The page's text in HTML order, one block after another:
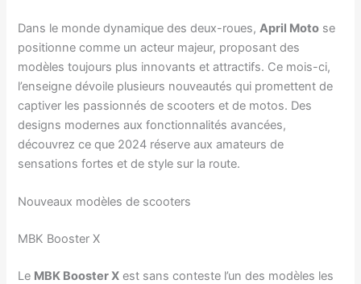
Dans le monde dynamique des deux-roues,April Moto se
positionne comme un acteur majeur, proposant des
modèles toujours plus innovants et attractifs. Ce mois-ci,
l’enseigne dévoile plusieurs nouveautés qui promettent de
captiver les passionnés de scooters et de motos. Des
designs modernes aux fonctionnalités avancées,
découvrez ce que 2024 réserve aux amateurs de
sensations fortes et de style sur la route.
Nouveaux modèles de scooters
MBK Booster X
Le MBK Booster X est sans conteste l’un des modèles les